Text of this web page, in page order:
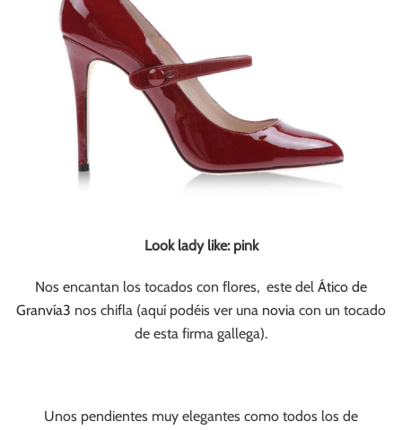
Look lady like: pink
Nos encantan los tocados con flores, este del Ático de
Granvía3 nos chifla (aquí podéis ver una novia con un tocado
de esta firma gallega).
Unos pendientes muy elegantes como todos los de